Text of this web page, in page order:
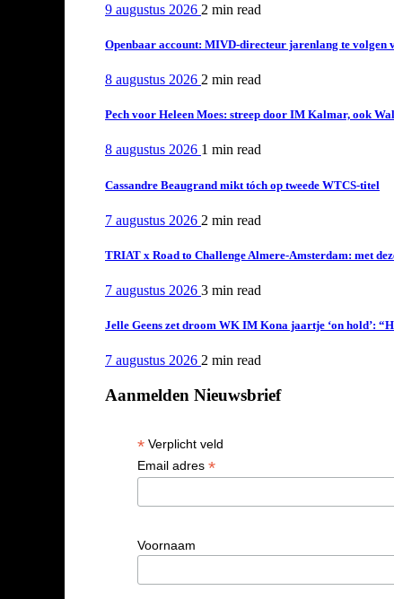
9 augustus 2026 2 min read
Openbaar account: MIVD-directeur jarenlang te volgen
8 augustus 2026 2 min read
Pech voor Heleen Moes: streep door IM Kalmar, ook
8 augustus 2026 1 min read
Cassandre Beaugrand mikt tóch op tweede WTCS-titel
7 augustus 2026 2 min read
TRIAT x Road to Challenge Almere-Amsterdam: met
7 augustus 2026 3 min read
Jelle Geens zet droom WK IM Kona jaartje ‘on hold’:
7 augustus 2026 2 min read
Aanmelden Nieuwsbrief
* Verplicht veld
Email adres *
Voornaam